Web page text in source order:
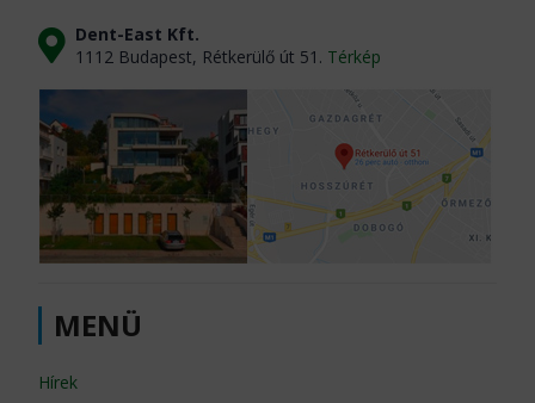
Dent-East Kft.
1112 Budapest, Rétkerülő út 51. Térkép
MENÜ
Hírek